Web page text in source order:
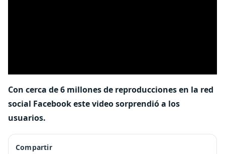
Con cerca de 6 millones de reproducciones en la red
social Facebook este video sorprendió a los
usuarios.
Compartir